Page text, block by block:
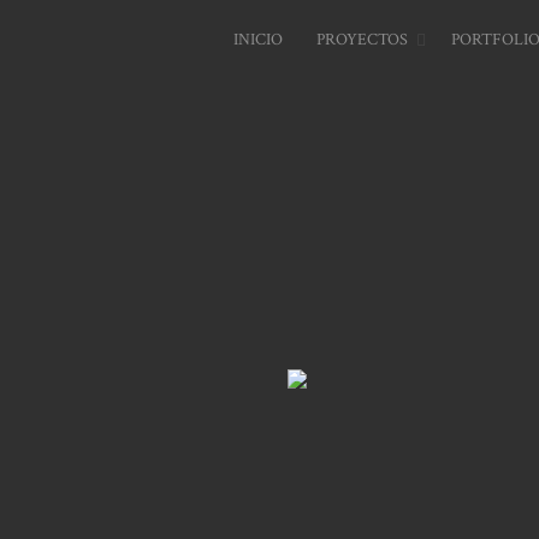
INICIO PROYECTOS PORTFOLIO